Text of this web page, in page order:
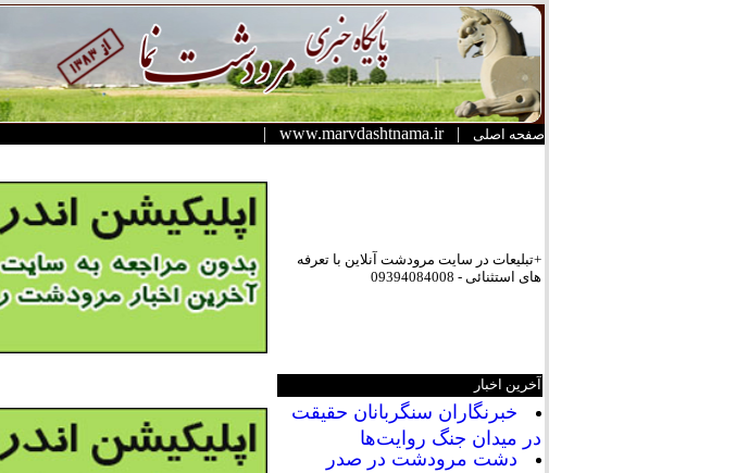
صفحه اصلی |
www.marvdashtnama.ir
|
+تبلیعات در سایت مرودشت آنلاین با تعرفه
های استثنائی - 09394084008
آخرین اخبار
خبرنگاران سنگربانان حقیقت
در میدان جنگ روایت‌ها
دشت مرودشت در صدر